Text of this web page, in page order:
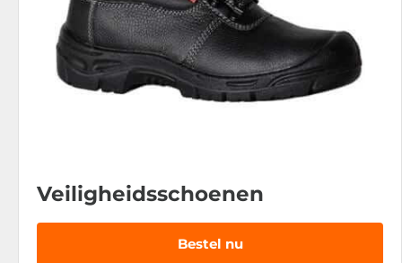
Veiligheidsschoenen
Bestel nu